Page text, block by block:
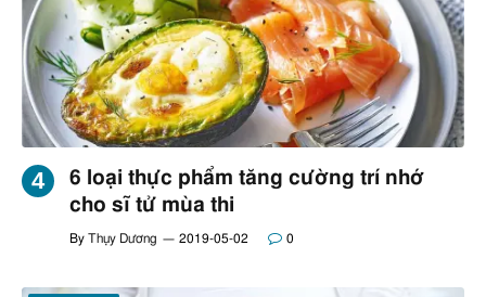
6 loại thực phẩm tăng cường trí nhớ
cho sĩ tử mùa thi
By Thụy Dương 2019-05-02 0